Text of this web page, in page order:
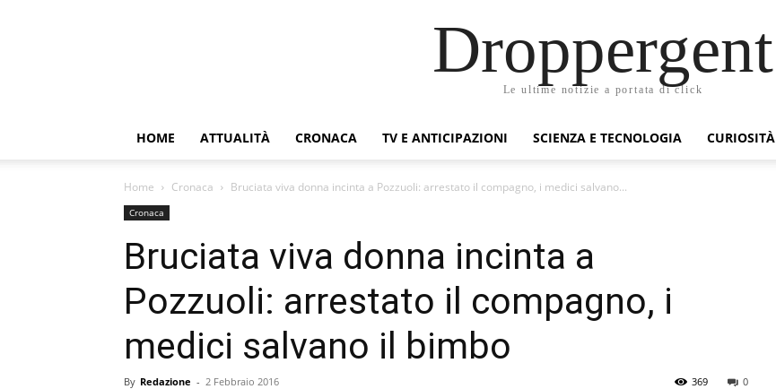
Droppergent
Le ultime notizie a portata di click
HOME ATTUALITÀ CRONACA TV E ANTICIPAZIONI SCIENZA E TECNOLOGIA CURIOSITÀ
Home Cronaca Bruciata viva donna incinta a Pozzuoli: arrestato il compagno, i medici salvano...
Cronaca
Bruciata viva donna incinta a
Pozzuoli: arrestato il compagno, i
medici salvano il bimbo
By Redazione - 2 Febbraio 2016 0
369